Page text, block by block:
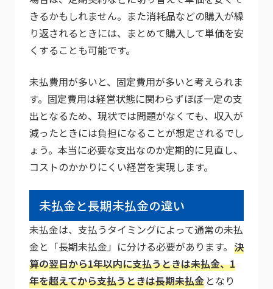
きるかもしれません。また消耗品などの購入が繰
り返されるときには、まとめて購入して単価を安
くすることも可能です。
未払費用が多いと、固定費用が多いと考えられま
す。固定費用は経営状態に関わらずほぼ一定の支
出となるため、現状では問題がなくても、収入が
減ったときには負担になることが想定されるでし
ょう。本当に必要な支出なのか定期的に見直し、
コストのかかりにくい経営を実現します。
未払金と長期未払金の違い
未払金は、支払うタイミングによって通常の未払
金と「長期未払金」に分ける必要があります。 決
算の翌日から1年以内に支払うときは未払金、1
年を超えてから支払うときは長期未払金 となり